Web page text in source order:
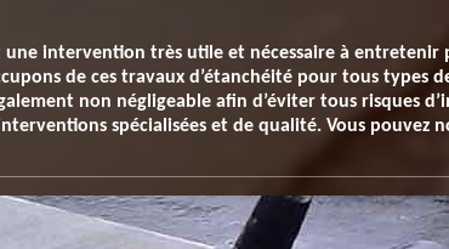
une intervention très utile et nécessaire à
de ces travaux d’étanchéité pour tous
non négligeable afin d’éviter tous risques
spécialisées et de qualité. Vous pouvez